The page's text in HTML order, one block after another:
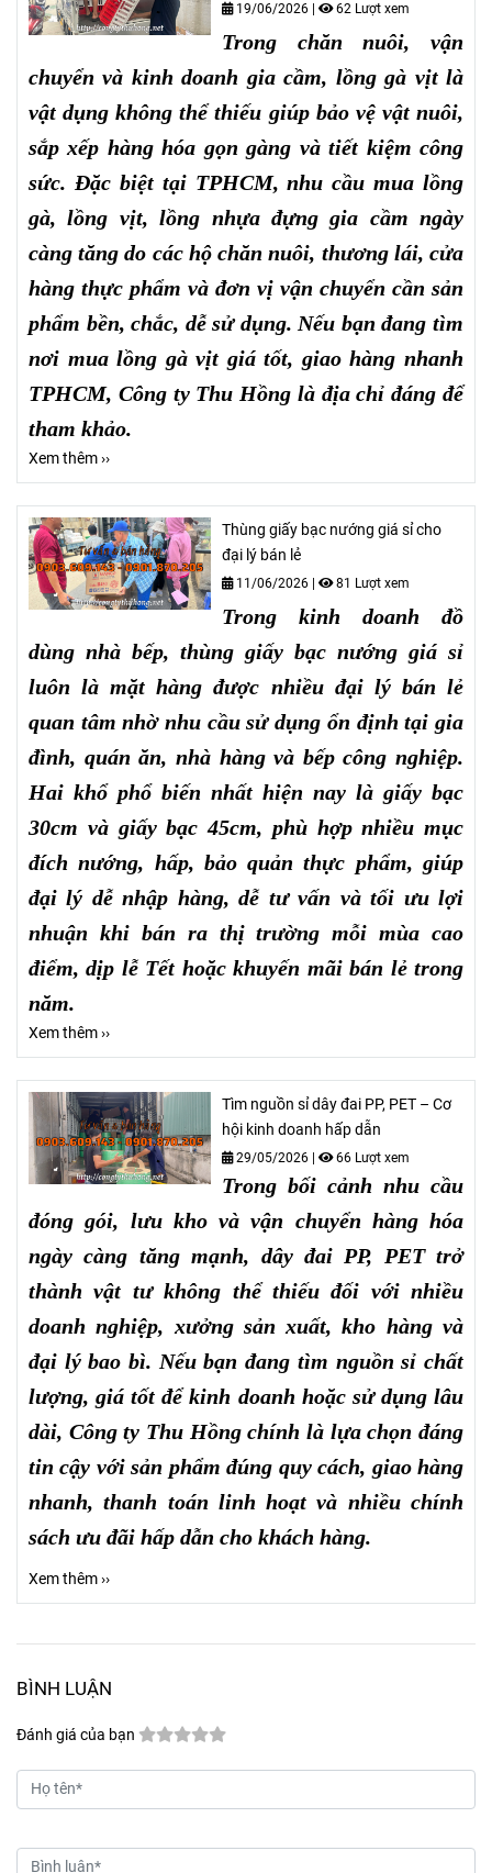
19/06/2026 | 62 Lượt xem
Trong chăn nuôi, vận
chuyển và kinh doanh gia cầm, lồng gà vịt là
vật dụng không thể thiếu giúp bảo vệ vật nuôi,
sắp xếp hàng hóa gọn gàng và tiết kiệm công
sức. Đặc biệt tại TPHCM, nhu cầu mua lồng
gà, lồng vịt, lồng nhựa đựng gia cầm ngày
càng tăng do các hộ chăn nuôi, thương lái, cửa
hàng thực phẩm và đơn vị vận chuyển cần sản
phẩm bền, chắc, dễ sử dụng. Nếu bạn đang tìm
nơi mua lồng gà vịt giá tốt, giao hàng nhanh
TPHCM, Công ty Thu Hồng là địa chỉ đáng để
tham khảo.
Xem thêm ››
Thùng giấy bạc nướng giá sỉ cho
đại lý bán lẻ
11/06/2026 | 81 Lượt xem
Trong kinh doanh đồ
dùng nhà bếp, thùng giấy bạc nướng giá sỉ
luôn là mặt hàng được nhiều đại lý bán lẻ
quan tâm nhờ nhu cầu sử dụng ổn định tại gia
đình, quán ăn, nhà hàng và bếp công nghiệp.
Hai khổ phổ biến nhất hiện nay là giấy bạc
30cm và giấy bạc 45cm, phù hợp nhiều mục
đích nướng, hấp, bảo quản thực phẩm, giúp
đại lý dễ nhập hàng, dễ tư vấn và tối ưu lợi
nhuận khi bán ra thị trường mỗi mùa cao
điểm, dịp lễ Tết hoặc khuyến mãi bán lẻ trong
năm.
Xem thêm ››
Tìm nguồn sỉ dây đai PP, PET – Cơ
hội kinh doanh hấp dẫn
29/05/2026 | 66 Lượt xem
Trong bối cảnh nhu cầu
đóng gói, lưu kho và vận chuyển hàng hóa
ngày càng tăng mạnh, dây đai PP, PET trở
thành vật tư không thể thiếu đối với nhiều
doanh nghiệp, xưởng sản xuất, kho hàng và
đại lý bao bì. Nếu bạn đang tìm nguồn sỉ chất
lượng, giá tốt để kinh doanh hoặc sử dụng lâu
dài, Công ty Thu Hồng chính là lựa chọn đáng
tin cậy với sản phẩm đúng quy cách, giao hàng
nhanh, thanh toán linh hoạt và nhiều chính
sách ưu đãi hấp dẫn cho khách hàng.
Xem thêm ››
BÌNH LUẬN
Đánh giá của bạn